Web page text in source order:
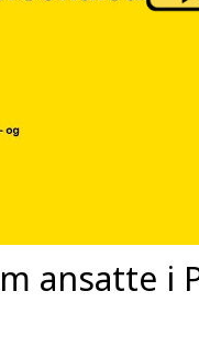
ansatte i